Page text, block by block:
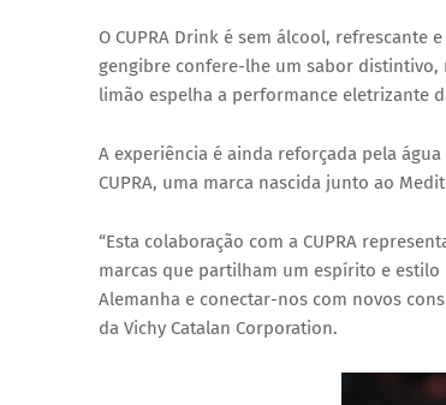
O CUPRA Drink é sem álcool, refrescante
gengibre confere-lhe um sabor
limão espelha a performance eletrizante
A experiência é ainda reforçada pela água
CUPRA, uma marca nascida junto ao
“Esta colaboração com a CUPRA
marcas que partilham um espírito e
Alemanha e conectar-nos com novos
da Vichy Catalan Corporation.